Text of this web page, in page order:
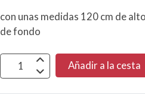
con unas medidas 120 cm de
de fondo
Añadir a la cesta